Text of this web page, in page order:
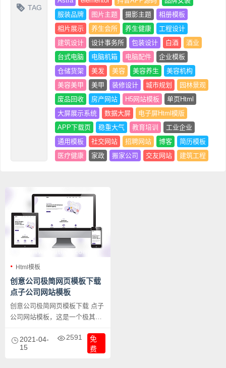
TAG
服装品牌
图片主题 摄影主题
相册模板
相片展示
养生会所 养生健康
工程设计
建筑设计
设计事务所 包装设计 白酒
酒业
台式电脑
电脑机箱 电脑配件
企业模板
仓储货架
美发 美容 美容养生
美容机构
美容美甲
美甲 装修设计 城市规划
园林景观
废品回收
房产网站 H5网站模板
单页Html
大屏展示系统
数据大屏
电子屏Html模版
APP下载页
稳重大气 教育培训
工业企业
通用模板
社交网站 招聘网站 博客
简历模板
医疗健康
家政 搬家公司 交友网站 建筑工程
Html模板
创意公司极简网页模板下载
点子公司网站模板
创意公司极简网页模板下载 点子
公司网站模板，这是一个极其简
西，界面干净。
2021-04-
15
2591
免
费